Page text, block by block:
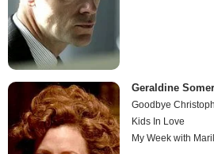
Geraldine
Goodbye
Kids In Love
My Week with